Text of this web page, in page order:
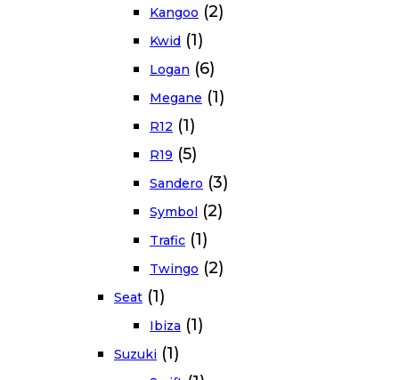
Kangoo (2)
Kwid (1)
Logan (6)
Megane (1)
R12 (1)
R19 (5)
Sandero (3)
Symbol (2)
Trafic (1)
Twingo (2)
Seat (1)
Ibiza (1)
Suzuki (1)